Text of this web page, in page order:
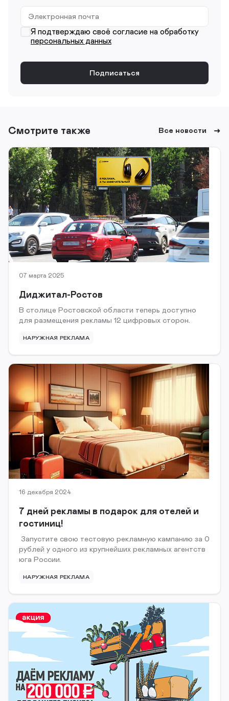
Я подтверждаю своё согласие на обработку
персональных данных
Смотрите также Все новости
07 марта 2025
Диджитал-Ростов
В столице Ростовской области теперь доступно
для размещения рекламы 12 цифровых сторон.
НАРУЖНАЯ РЕКЛАМА
16 декабря 2024
7 дней рекламы в подарок для отелей и
гостиниц!
Запустите свою тестовую рекламную кампанию за 0
рублей у одного из крупнейших рекламных агентств
юга России.
НАРУЖНАЯ РЕКЛАМА